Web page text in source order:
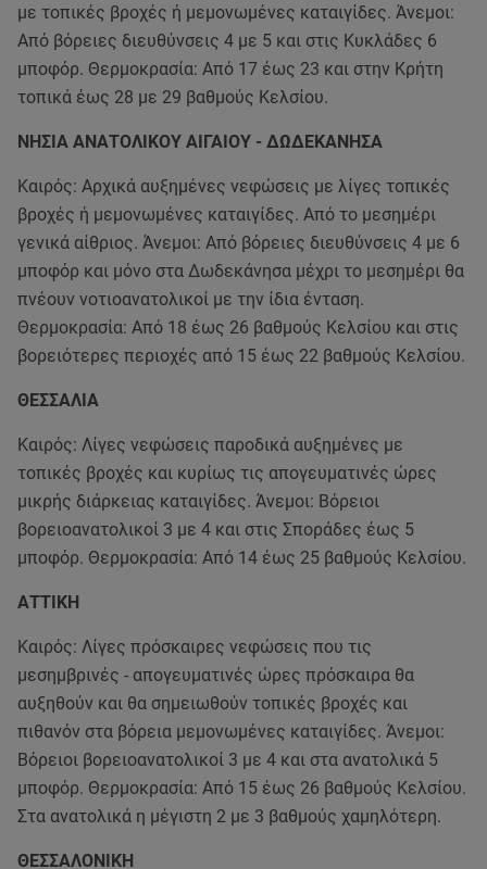
με τοπικές βροχές ή μεμονωμένες καταιγίδες. Άνεμοι:
Από βόρειες διευθύνσεις 4 με 5 και στις Κυκλάδες 6
μποφόρ. Θερμοκρασία: Από 17 έως 23 και στην Κρήτη
τοπικά έως 28 με 29 βαθμούς Κελσίου.
ΝΗΣΙΑ ΑΝΑΤΟΛΙΚΟΥ ΑΙΓΑΙΟΥ - ΔΩΔΕΚΑΝΗΣΑ
Καιρός: Αρχικά αυξημένες νεφώσεις με λίγες τοπικές
βροχές ή μεμονωμένες καταιγίδες. Από το μεσημέρι
γενικά αίθριος. Άνεμοι: Από βόρειες διευθύνσεις 4 με 6
μποφόρ και μόνο στα Δωδεκάνησα μέχρι το μεσημέρι θα
πνέουν νοτιοανατολικοί με την ίδια ένταση.
Θερμοκρασία: Από 18 έως 26 βαθμούς Κελσίου και στις
βορειότερες περιοχές από 15 έως 22 βαθμούς Κελσίου.
ΘΕΣΣΑΛΙΑ
Καιρός: Λίγες νεφώσεις παροδικά αυξημένες με
τοπικές βροχές και κυρίως τις απογευματινές ώρες
μικρής διάρκειας καταιγίδες. Άνεμοι: Βόρειοι
βορειοανατολικοί 3 με 4 και στις Σποράδες έως 5
μποφόρ. Θερμοκρασία: Από 14 έως 25 βαθμούς Κελσίου.
ΑΤΤΙΚΗ
Καιρός: Λίγες πρόσκαιρες νεφώσεις που τις
μεσημβρινές - απογευματινές ώρες πρόσκαιρα θα
αυξηθούν και θα σημειωθούν τοπικές βροχές και
πιθανόν στα βόρεια μεμονωμένες καταιγίδες. Άνεμοι:
Βόρειοι βορειοανατολικοί 3 με 4 και στα ανατολικά 5
μποφόρ. Θερμοκρασία: Από 15 έως 26 βαθμούς Κελσίου.
Στα ανατολικά η μέγιστη 2 με 3 βαθμούς χαμηλότερη.
ΘΕΣΣΑΛΟΝΙΚΗ